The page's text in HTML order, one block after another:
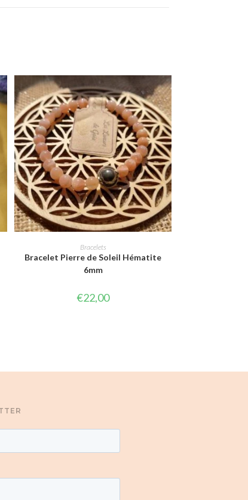
CHOIX DES OPTIONS
Bracelets
Bracelet Pierre de Soleil Hématite
6mm
€22,00